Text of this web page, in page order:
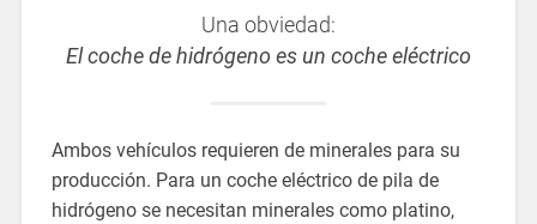
Una obviedad:
El coche de hidrógeno es un coche eléctrico
Ambos vehículos requieren de minerales para su
producción. Para un coche eléctrico de pila de
hidrógeno se necesitan minerales como platino,